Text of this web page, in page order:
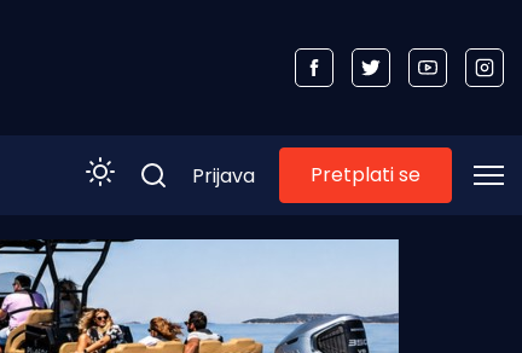
Prijava Pretplati se